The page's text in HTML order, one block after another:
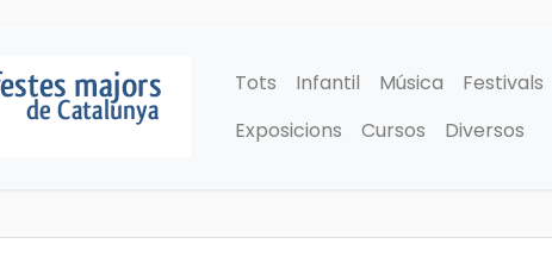
Tots Infantil Música Festivals
Exposicions
Cursos Diversos